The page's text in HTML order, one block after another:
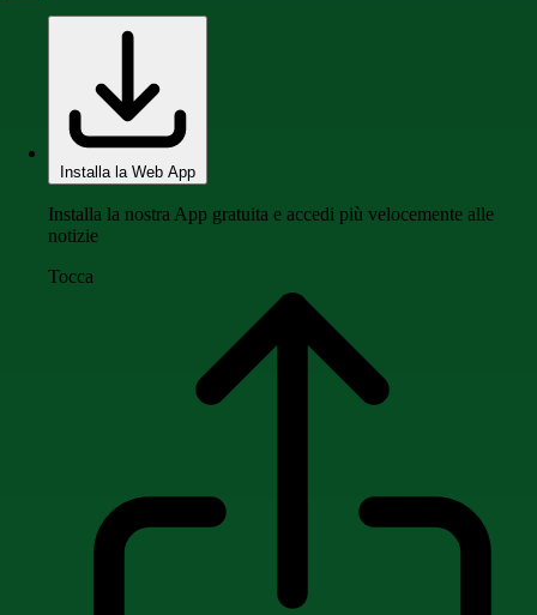
Installa la Web App
Installa la nostra App gratuita e accedi più velocemente alle
notizie
Tocca